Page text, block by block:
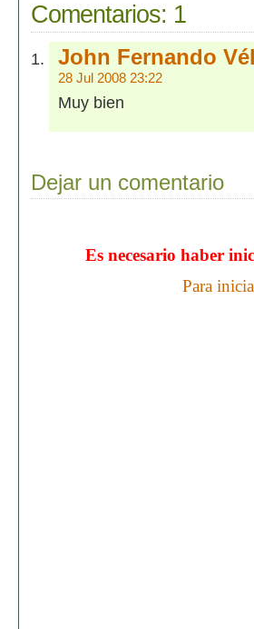
Comentarios: 1
John Fernando
28 Jul 2008 23:22
Muy bien
Dejar un comentario
Es necesario haber
Para